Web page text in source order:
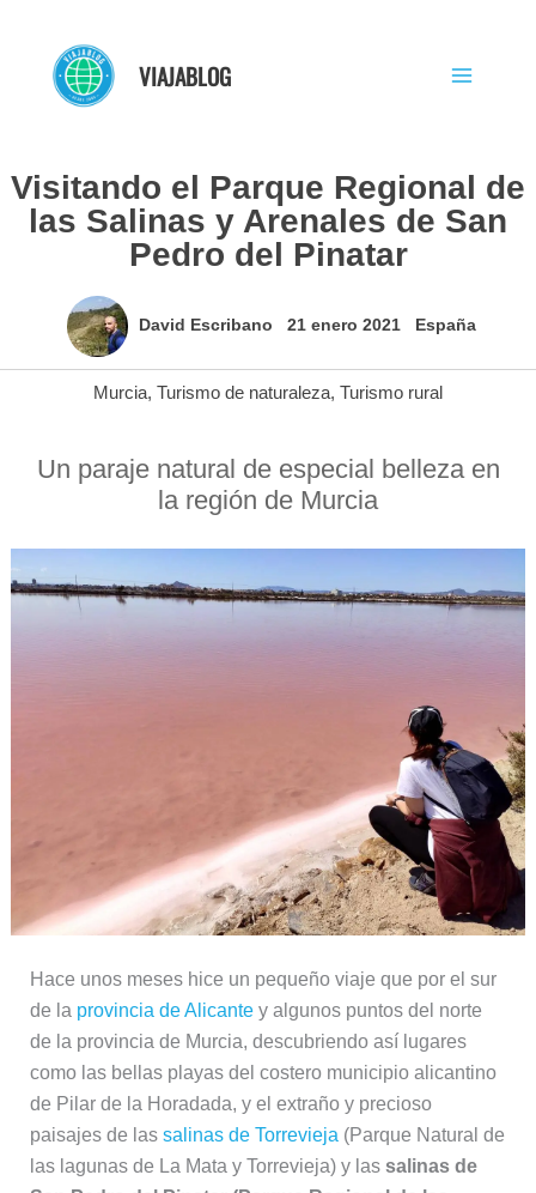
contenido
VIAJABLOG
Visitando el Parque Regional de
las Salinas y Arenales de San
Pedro del Pinatar
David Escribano 21 enero 2021 España
Murcia, Turismo de naturaleza, Turismo rural
Un paraje natural de especial belleza en
la región de Murcia
Hace unos meses hice un pequeño viaje que por el sur
de la provincia de Alicantey algunos puntos del norte
de la provincia de Murcia, descubriendo así lugares
como las bellas playas del costero municipio alicantino
de Pilar de la Horadada, y el extraño y precioso
paisajes de las salinas de Torrevieja (Parque Natural de
las lagunas de La Mata y Torrevieja) y las salinas de